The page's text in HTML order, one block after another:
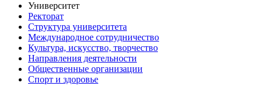
Университет
Ректорат
Структура университета
Международное сотрудничество
Культура, искусство, творчество
Направления деятельности
Общественные организации
Спорт и здоровье